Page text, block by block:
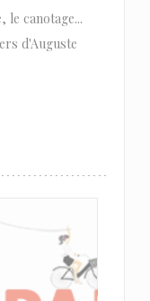
le canotage...
d'Auguste